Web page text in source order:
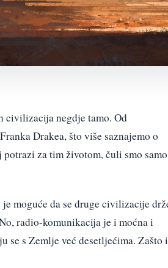
civilizacija negdje tamo. Od
Drakea, što više saznajemo o
za tim životom, čuli smo samo
moguće da se druge civilizacije
radio-komunikacija je i moćna i
s Zemlje već desetljećima. Zašto i